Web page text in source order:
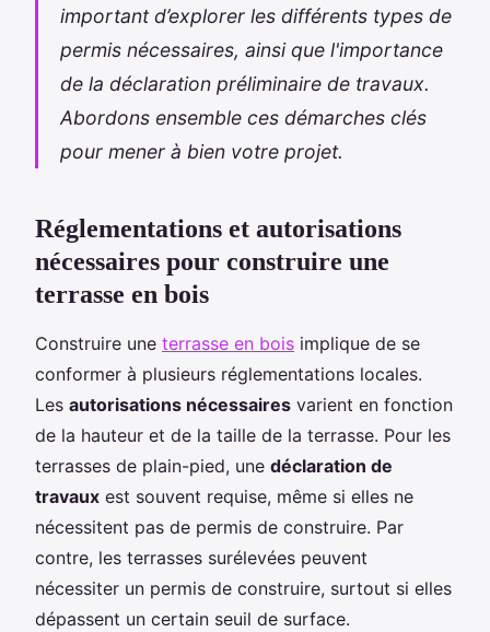
important d’explorer les différents types de
permis nécessaires, ainsi que l'importance
de la déclaration préliminaire de travaux.
Abordons ensemble ces démarches clés
pour mener à bien votre projet.
Réglementations et autorisations
nécessaires pour construire une
terrasse en bois
Construire une terrasse en bois implique de se
conformer à plusieurs réglementations locales.
Les autorisations nécessaires varient en fonction
de la hauteur et de la taille de la terrasse. Pour les
terrasses de plain-pied, une déclaration de
travaux est souvent requise, même si elles ne
nécessitent pas de permis de construire. Par
contre, les terrasses surélevées peuvent
nécessiter un permis de construire, surtout si elles
dépassent un certain seuil de surface.